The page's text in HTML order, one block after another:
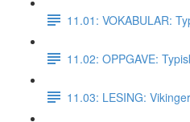
11.01: VOKABULAR:
11.02: OPPGAVE:
11.03: LESING: Vikinger